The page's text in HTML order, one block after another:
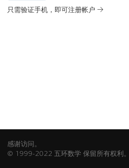
只需验证手机，即可注册帐户 →
感谢访问。
© 1999-2022 五环数学 保留所有权利。